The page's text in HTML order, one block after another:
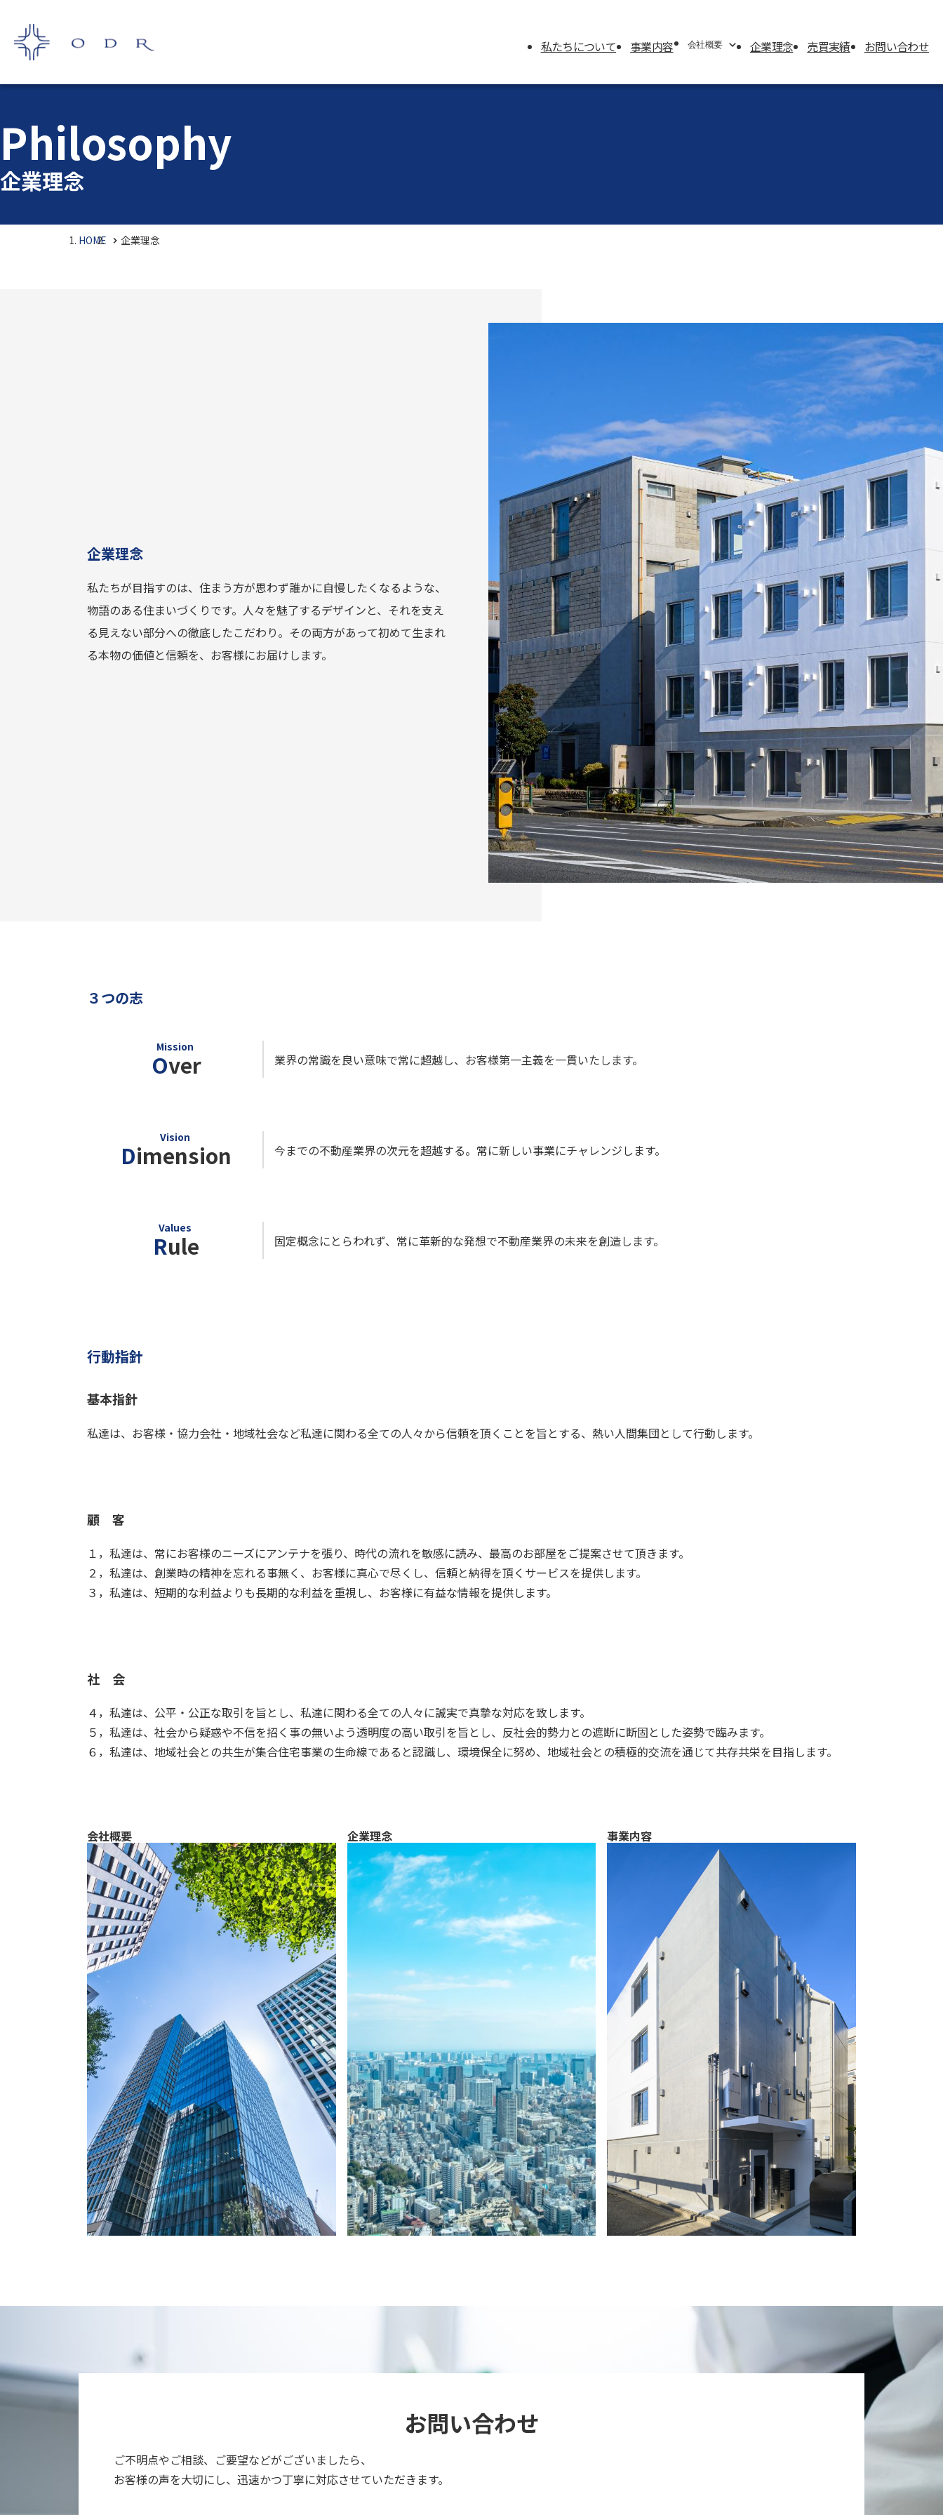
私たちについて 事業内容 会社概要 企業理念 売買実績 お問い合わせ
Philosophy
企業理念
HOME 企業理念
企業理念
私たちが目指すのは、住まう方が思わず誰かに自慢したくなるような、
物語のある住まいづくりです。人々を魅了するデザインと、それを支え
る見えない部分への徹底したこだわり。その両方があって初めて生まれ
る本物の価値と信頼を、お客様にお届けします。
３つの志
Mission
Over 業界の常識を良い意味で常に超越し、お客様第一主義を一貫いたします。
Vision
Dimension 今までの不動産業界の次元を超越する。常に新しい事業にチャレンジします。
Values
Rule 固定概念にとらわれず、常に革新的な発想で不動産業界の未来を創造します。
行動指針
基本指針
私達は、お客様・協力会社・地域社会など私達に関わる全ての人々から信頼を頂くことを旨とする、熱い人間集団として行動します。
顧 客
１，私達は、常にお客様のニーズにアンテナを張り、時代の流れを敏感に読み、最高のお部屋をご提案させて頂きます。
２，私達は、創業時の精神を忘れる事無く、お客様に真心で尽くし、信頼と納得を頂くサービスを提供します。
３，私達は、短期的な利益よりも長期的な利益を重視し、お客様に有益な情報を提供します。
社 会
４，私達は、公平・公正な取引を旨とし、私達に関わる全ての人々に誠実で真摯な対応を致します。
５，私達は、社会から疑惑や不信を招く事の無いよう透明度の高い取引を旨とし、反社会的勢力との遮断に断固とした姿勢で臨みます。
６，私達は、地域社会との共生が集合住宅事業の生命線であると認識し、環境保全に努め、地域社会との積極的交流を通じて共存共栄を目指します。
会社概要 企業理念 事業内容
お問い合わせ
ご不明点やご相談、ご要望などがございましたら、
お客様の声を大切にし、迅速かつ丁寧に対応させていただきます。